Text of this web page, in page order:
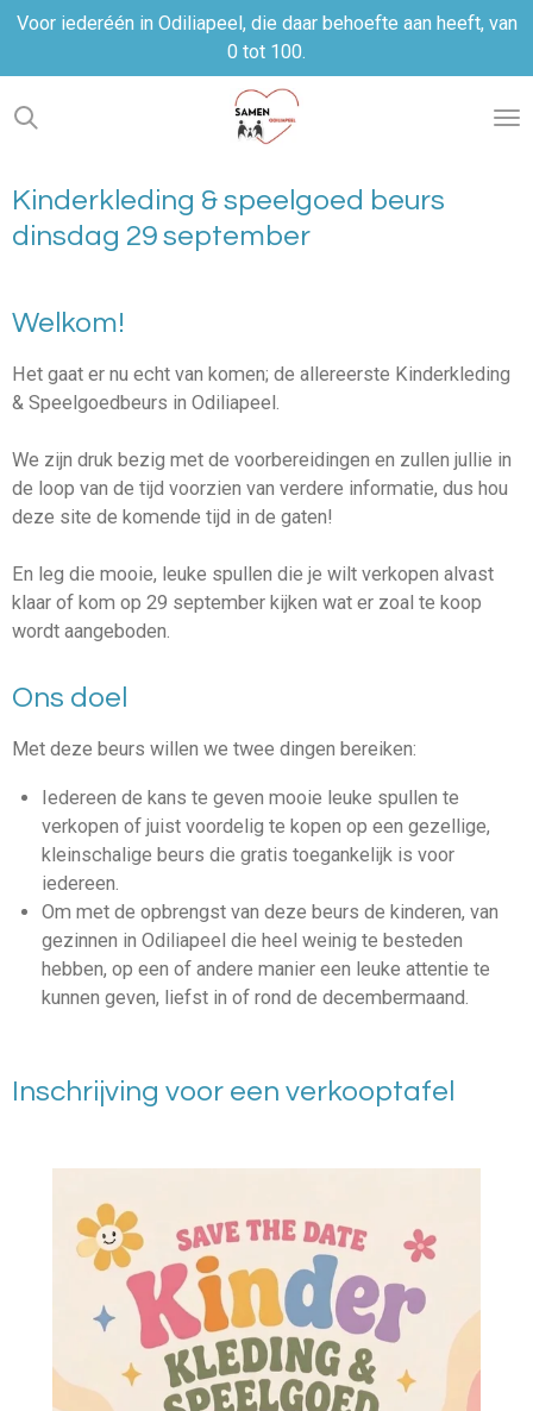
Ga
naar
de
Voor iederéén in Odiliapeel, die daar behoefte aan heeft, van
0 tot 100.
Kinderkleding & speelgoed beurs
dinsdag 29 september
Welkom!
Het gaat er nu echt van komen; de allereerste Kinderkleding
& Speelgoedbeurs in Odiliapeel.
We zijn druk bezig met de voorbereidingen en zullen jullie in
de loop van de tijd voorzien van verdere informatie, dus hou
deze site de komende tijd in de gaten!
En leg die mooie, leuke spullen die je wilt verkopen alvast
klaar of kom op 29 september kijken wat er zoal te koop
wordt aangeboden.
Ons doel
Met deze beurs willen we twee dingen bereiken:
Iedereen de kans te geven mooie leuke spullen te
verkopen of juist voordelig te kopen op een gezellige,
kleinschalige beurs die gratis toegankelijk is voor
iedereen.
Om met de opbrengst van deze beurs de kinderen, van
gezinnen in Odiliapeel die heel weinig te besteden
hebben, op een of andere manier een leuke attentie te
kunnen geven, liefst in of rond de decembermaand.
Inschrijving voor een verkooptafel